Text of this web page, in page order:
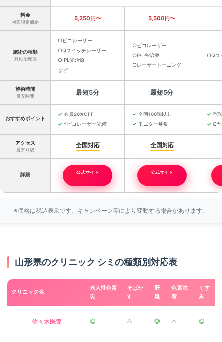
料金
初回限定価格
5,250円〜 5,500円〜
施術の種類
対応治療法
○ピコレーザー
○Qスイッチレーザー
○IPL光治療
など
○ピコレーザー
○IPL光治療
○レーザートーニング
○Qス
施術時間
目安時間 最短5分 最短5分
おすすめポイント
会員20%OFF
⚡ピコレーザー完備
全国100院以上
モニター募集
🎯
Q
アクセス
最寄り駅
全国対応 全国対応
詳細 公式サイト 公式サイト
※価格は税込表示です。キャンペーン等により変動する場合があります。
山形県のクリニック シミの種類別対応表
クリニック名
老人性色素
斑
そばか
す
肝
斑
色素沈
着
くす
み
佐々木医院 ◎ △ ◎ △ ◎